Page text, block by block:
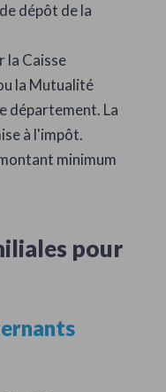
dépôt de la
la Caisse
la Mutualité
département. La
à l'impôt.
minimum
pour